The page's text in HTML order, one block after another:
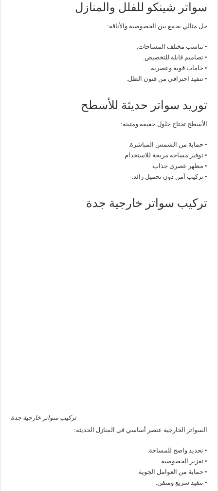
سواتر شينكو للفلل والمنازل
حل مثالي يجمع بين الخصوصية والأناقة:
• تناسب مختلف المساحات.
• تصاميم قابلة للتخصيص.
• خامات قوية وعصرية.
• تنفيذ احترافي من فنون الظل.
توريد سواتر حديثة للأسطح
الأسطح تحتاج حلول خفيفة ومتينة:
• حماية من الشمس المباشرة.
• توفير مساحة مريحة للاستخدام.
• مظهر عصري جذاب.
• تركيب آمن دون تحميل زائد.
تركيب سواتر خارجية جدة
تركيب سواتر خارجية جدة
السواتر الخارجية عنصر أساسي في المنازل الحديثة:
• تحديد واضح للمساحة.
• تعزيز الخصوصية.
• حماية من العوامل الجوية.
• تنفيذ سريع ومتقن.